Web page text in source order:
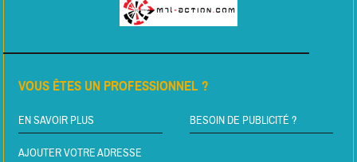
VOUS ÊTES UN PROFESSIONNEL ?
EN SAVOIR PLUS BESOIN DE PUBLICITÉ ?
AJOUTER VOTRE ADRESSE